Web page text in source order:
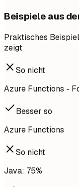
Beispiele aus
Praktisches
zeigt
So nicht
Azure Functions -
Besser so
Azure Functions
So nicht
Java: 75%